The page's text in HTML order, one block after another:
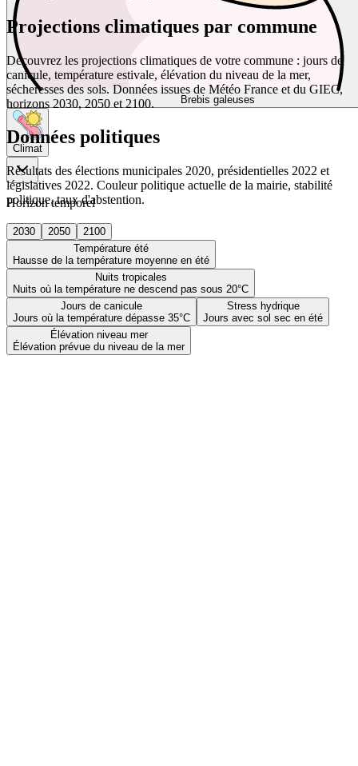
Brebis galeuses
Climat
Horizon temporel
2030 2050
2100
Température été
Hausse de la température moyenne en été
Nuits tropicales
Nuits où la température ne descend pas sous 20°C
Jours de canicule
Jours où la température dépasse 35°C
Stress hydrique
Jours avec sol sec en été
Élévation niveau mer
Élévation prévue du niveau de la mer
Projections climatiques par commune
Découvrez les projections climatiques de votre commune : jours de
canicule, température estivale, élévation du niveau de la mer,
sécheresses des sols. Données issues de Météo France et du GIEC,
horizons 2030, 2050 et 2100.
Données politiques
Résultats des élections municipales 2020, présidentielles 2022 et
législatives 2022. Couleur politique actuelle de la mairie, stabilité
politique, taux d'abstention.